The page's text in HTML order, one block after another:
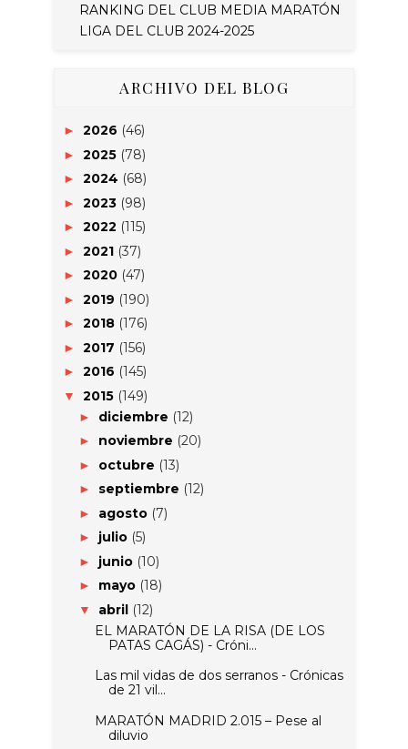
RANKING DEL CLUB MEDIA MARATÓN
LIGA DEL CLUB 2024-2025
ARCHIVO DEL BLOG
► 2026 (46)
► 2025 (78)
► 2024 (68)
► 2023 (98)
► 2022 (115)
► 2021 (37)
► 2020 (47)
► 2019 (190)
► 2018 (176)
► 2017 (156)
► 2016 (145)
▼ 2015 (149)
► diciembre (12)
► noviembre (20)
► octubre (13)
► septiembre (12)
► agosto (7)
► julio (5)
► junio (10)
► mayo (18)
▼ abril (12)
EL MARATÓN DE LA RISA (DE LOS
PATAS CAGÁS) - Cróni...
Las mil vidas de dos serranos - Crónicas
de 21 vil...
MARATÓN MADRID 2.015 – Pese al
diluvio